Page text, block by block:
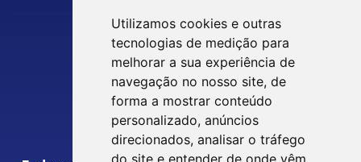
Utilizamos cookies e outras
tecnologias de medição para
melhorar a sua experiência de
navegação no nosso site, de
forma a mostrar conteúdo
personalizado, anúncios
direcionados, analisar o tráfego
do site e entender de onde vêm
Núcleo de Acesso ao Crédito
Centro Internacional de Negócios -
CONTRIBUIÇÃO SINDICAL
SINDICATOS FILIADOS
Siga nossas Redes Sociais
INTRANET